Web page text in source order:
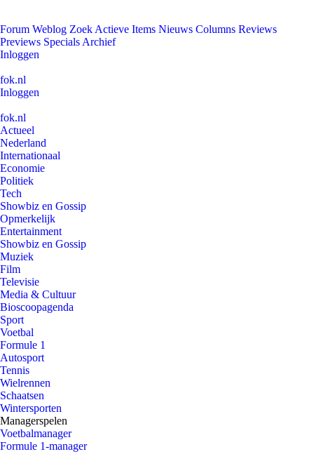
Forum Weblog Zoek Actieve Items Nieuws Columns Reviews
Previews Specials Archief
Inloggen
fok.nl
Inloggen
fok.nl
Actueel
Nederland
Internationaal
Economie
Politiek
Tech
Showbiz en Gossip
Opmerkelijk
Entertainment
Showbiz en Gossip
Muziek
Film
Televisie
Media & Cultuur
Bioscoopagenda
Sport
Voetbal
Formule 1
Autosport
Tennis
Wielrennen
Schaatsen
Wintersporten
Managerspelen
Voetbalmanager
Formule 1-manager